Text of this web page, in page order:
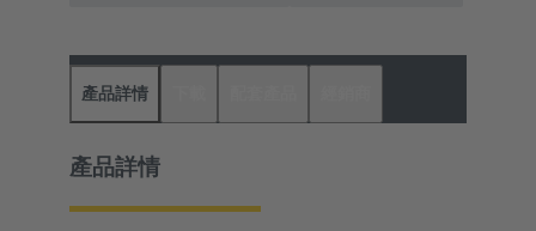
產品詳情
產品詳情